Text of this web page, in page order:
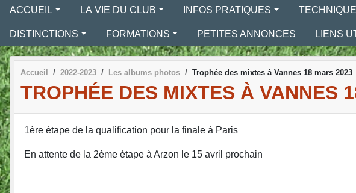
ACCUEIL LA VIE DU CLUB INFOS PRATIQUES TECHNIQUE
DISTINCTIONS FORMATIONS PETITES ANNONCES LIENS
Accueil 2022-2023 Les albums photos Trophée des mixtes à Vannes 18 mars 2023
TROPHÉE DES MIXTES À VANNES
1ère étape de la qualification pour la finale à Paris
En attente de la 2ème étape à Arzon le 15 avril prochain